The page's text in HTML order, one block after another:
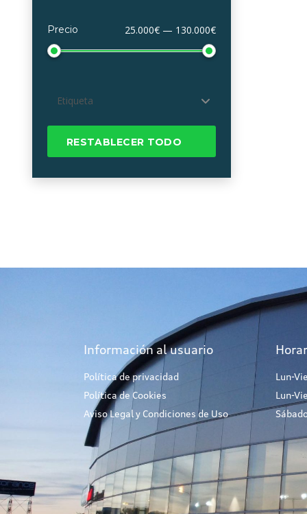
Precio 25.000€ — 130.000€
Etiqueta
RESTABLECER TODO
Información al usuario
Política de privacidad
Política de Cookies
Aviso Legal y Condiciones de Uso
Lun-
Lun-